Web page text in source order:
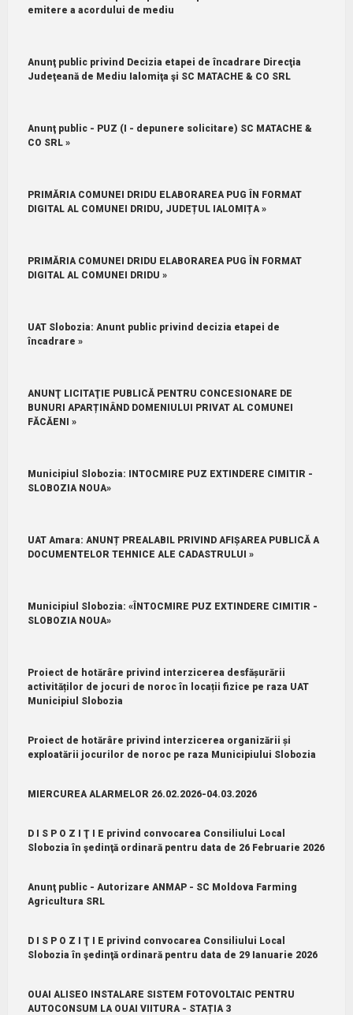
emitere a acordului de mediu
Anunţ public privind Decizia etapei de încadrare Direcţia
Judeţeană de Mediu Ialomiţa şi SC MATACHE & CO SRL
Anunţ public - PUZ (I - depunere solicitare) SC MATACHE &
CO SRL »
PRIMĂRIA COMUNEI DRIDU ELABORAREA PUG ÎN FORMAT
DIGITAL AL COMUNEI DRIDU, JUDEȚUL IALOMIȚA »
PRIMĂRIA COMUNEI DRIDU ELABORAREA PUG ÎN FORMAT
DIGITAL AL COMUNEI DRIDU »
UAT Slobozia: Anunt public privind decizia etapei de
încadrare »
ANUNŢ LICITAŢIE PUBLICĂ PENTRU CONCESIONARE DE
BUNURI APARȚINÂND DOMENIULUI PRIVAT AL COMUNEI
FĂCĂENI »
Municipiul Slobozia: INTOCMIRE PUZ EXTINDERE CIMITIR -
SLOBOZIA NOUA»
UAT Amara: ANUNȚ PREALABIL PRIVIND AFIȘAREA PUBLICĂ A
DOCUMENTELOR TEHNICE ALE CADASTRULUI »
Municipiul Slobozia: «ÎNTOCMIRE PUZ EXTINDERE CIMITIR -
SLOBOZIA NOUA»
Proiect de hotărâre privind interzicerea desfășurării
activităților de jocuri de noroc în locații fizice pe raza UAT
Municipiul Slobozia
Proiect de hotărâre privind interzicerea organizării și
exploatării jocurilor de noroc pe raza Municipiului Slobozia
MIERCUREA ALARMELOR 26.02.2026-04.03.2026
D I S P O Z I Ţ I E privind convocarea Consiliului Local
Slobozia în şedinţă ordinară pentru data de 26 Februarie 2026
Anunţ public - Autorizare ANMAP - SC Moldova Farming
Agricultura SRL
D I S P O Z I Ţ I E privind convocarea Consiliului Local
Slobozia în şedinţă ordinară pentru data de 29 Ianuarie 2026
OUAI ALISEO INSTALARE SISTEM FOTOVOLTAIC PENTRU
AUTOCONSUM LA OUAI VIITURA - STAȚIA 3